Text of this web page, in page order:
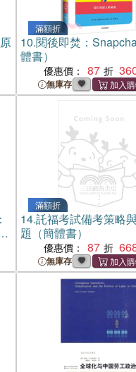
滿額折
10.閱後即焚：
體書）
優惠價： 87
無庫存
滿額折
14.託福考試備考策略
題（簡體書）
優惠價： 87
無庫存